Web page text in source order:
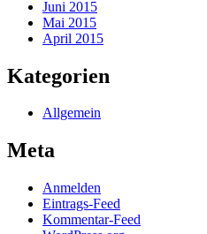
Juni 2015
Mai 2015
April 2015
Kategorien
Allgemein
Meta
Anmelden
Eintrags-Feed
Kommentar-Feed